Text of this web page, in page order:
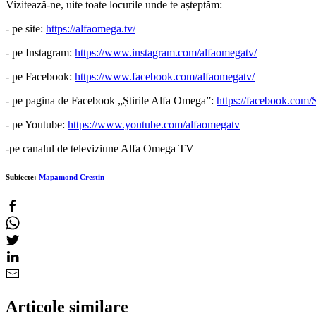
Vizitează-ne, uite toate locurile unde te așteptăm:
- pe site: https://alfaomega.tv/
- pe Instagram: https://www.instagram.com/alfaomegatv/
- pe Facebook: https://www.facebook.com/alfaomegatv/
- pe pagina de Facebook „Știrile Alfa Omega”: https://
- pe Youtube: https://www.youtube.com/alfaomegatv
-pe canalul de televiziune Alfa Omega TV
Subiecte: Mapamond Crestin
Articole similare